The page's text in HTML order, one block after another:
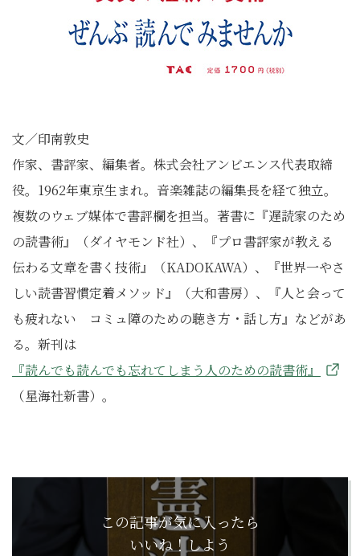
文／印南敦史
作家、書評家、編集者。株式会社アンビエンス代表取締
役。1962年東京生まれ。音楽雑誌の編集長を経て独立。
複数のウェブ媒体で書評欄を担当。著書に『遅読家のため
の読書術』（ダイヤモンド社）、『プロ書評家が教える
伝わる文章を書く技術』（KADOKAWA）、『世界一やさ
しい読書習慣定着メソッド』（大和書房）、『人と会って
も疲れない コミュ障のための聴き方・話し方』などがあ
る。新刊は
『読んでも読んでも忘れてしまう人のための読書術』
（星海社新書）。
この記事が気に入ったら
いいね！しよう